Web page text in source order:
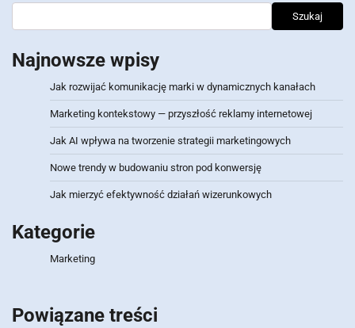
Szukaj
Najnowsze wpisy
Jak rozwijać komunikację marki w dynamicznych kanałach
Marketing kontekstowy — przyszłość reklamy internetowej
Jak AI wpływa na tworzenie strategii marketingowych
Nowe trendy w budowaniu stron pod konwersję
Jak mierzyć efektywność działań wizerunkowych
Kategorie
Marketing
Powiązane treści